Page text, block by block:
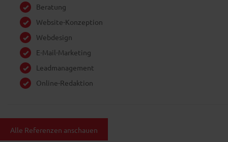
Beratung
Website-Konzeption
Webdesign
E-Mail-Marketing
Leadmanagement
Online-Redaktion
Alle Referenzen anschauen